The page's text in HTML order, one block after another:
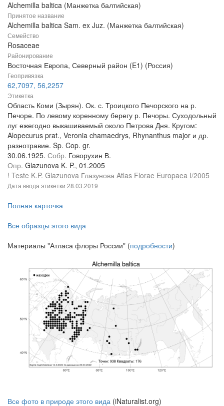
Alchemilla baltica (Манжетка балтийская)
Принятое название
Alchemilla baltica Sam. ex Juz. (Манжетка балтийская)
Семейство
Rosaceae
Районирование
Восточная Европа, Северный район (E1) (Россия)
Геопривязка
62,7097, 56,2257
Этикетка
Область Коми (Зырян). Ок. с. Троицкого Печорского на р.
Печоре. По левому коренному берегу р. Печоры. Суходольный
луг ежегодно выкашиваемый около Петрова Дня. Кругом:
Alopecurus prat., Veronia chamaedrys, Rhynanthus major и др.
разнотравие. Sp. Cop. gr.
30.06.1925. Собр. Говорухин В.
Опр. Glazunova K. P., 01.2005
! Teste K.P. Glazunova Глазунова Atlas Florae Europaea I/2005
Дата ввода этикетки 28.03.2019
Полная карточка
Все образцы этого вида
Материалы "Атласа флоры России" (подробности)
Все фото в природе этого вида (iNaturalist.org)